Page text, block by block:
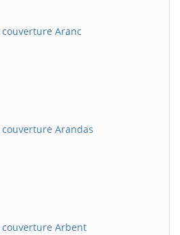
Aranc
Arandas
Arbent